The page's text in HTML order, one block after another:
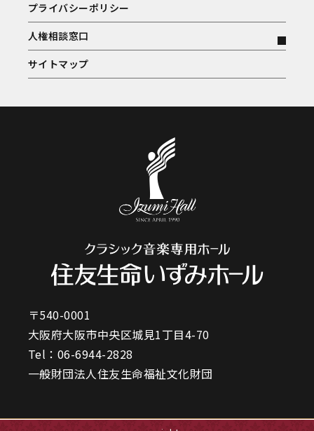
プライバシーポリシー
人権相談窓口
サイトマップ
〒540-0001
大阪府大阪市中央区城見1丁目4-70
Tel： 06-6944-2828
一般財団法人住友生命福祉文化財団